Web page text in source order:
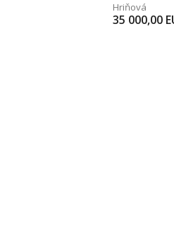
Hriňová
35 000,00